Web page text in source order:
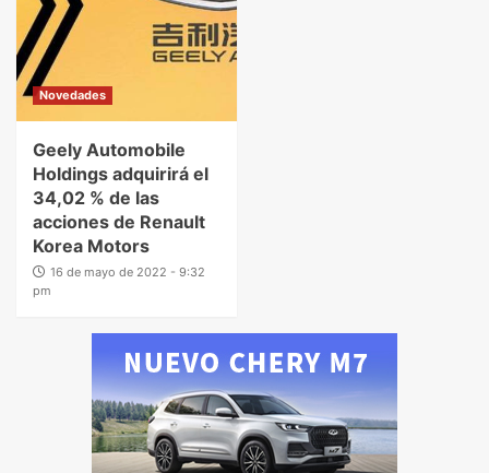
Novedades
Geely Automobile
Holdings adquirirá el
34,02 % de las
acciones de Renault
Korea Motors
16 de mayo de 2022 - 9:32
pm